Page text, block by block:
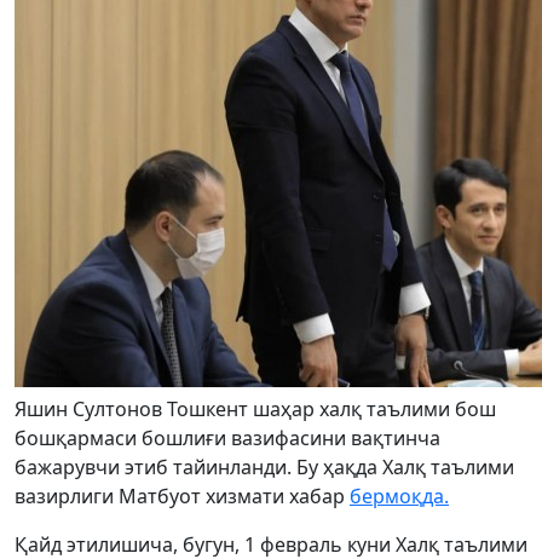
Яшин Султонов Тошкент шаҳар халқ таълими бош
бошқармаси бошлиғи вазифасини вақтинча
бажарувчи этиб тайинланди. Бу ҳақда Халқ таълими
вазирлиги Матбуот хизмати хабар бермоқда.
Қайд этилишича, бугун, 1 февраль куни Халқ таълими